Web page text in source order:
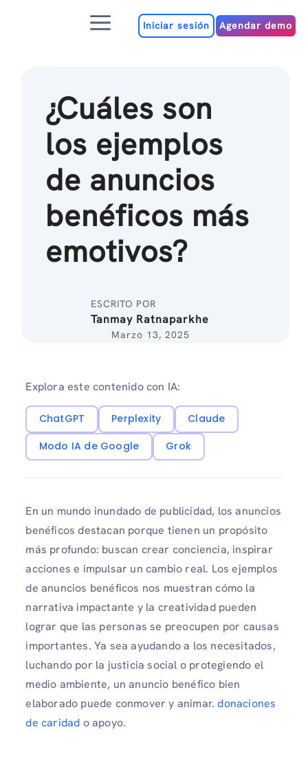
MenúIniciar sesión Agendar demo
¿Cuáles son
los ejemplos
de anuncios
benéficos más
emotivos?
ESCRITO POR
Tanmay Ratnaparkhe
Marzo 13, 2025
Explora este contenido con IA:
ChatGPT Perplexity
Claude
Modo IA de Google
Grok
En un mundo inundado de publicidad, los anuncios
benéficos destacan porque tienen un propósito
más profundo: buscan crear conciencia, inspirar
acciones e impulsar un cambio real. Los ejemplos
de anuncios benéficos nos muestran cómo la
narrativa impactante y la creatividad pueden
lograr que las personas se preocupen por causas
importantes. Ya sea ayudando a los necesitados,
luchando por la justicia social o protegiendo el
medio ambiente, un anuncio benéfico bien
elaborado puede conmover y animar. donaciones
de caridad o apoyo.